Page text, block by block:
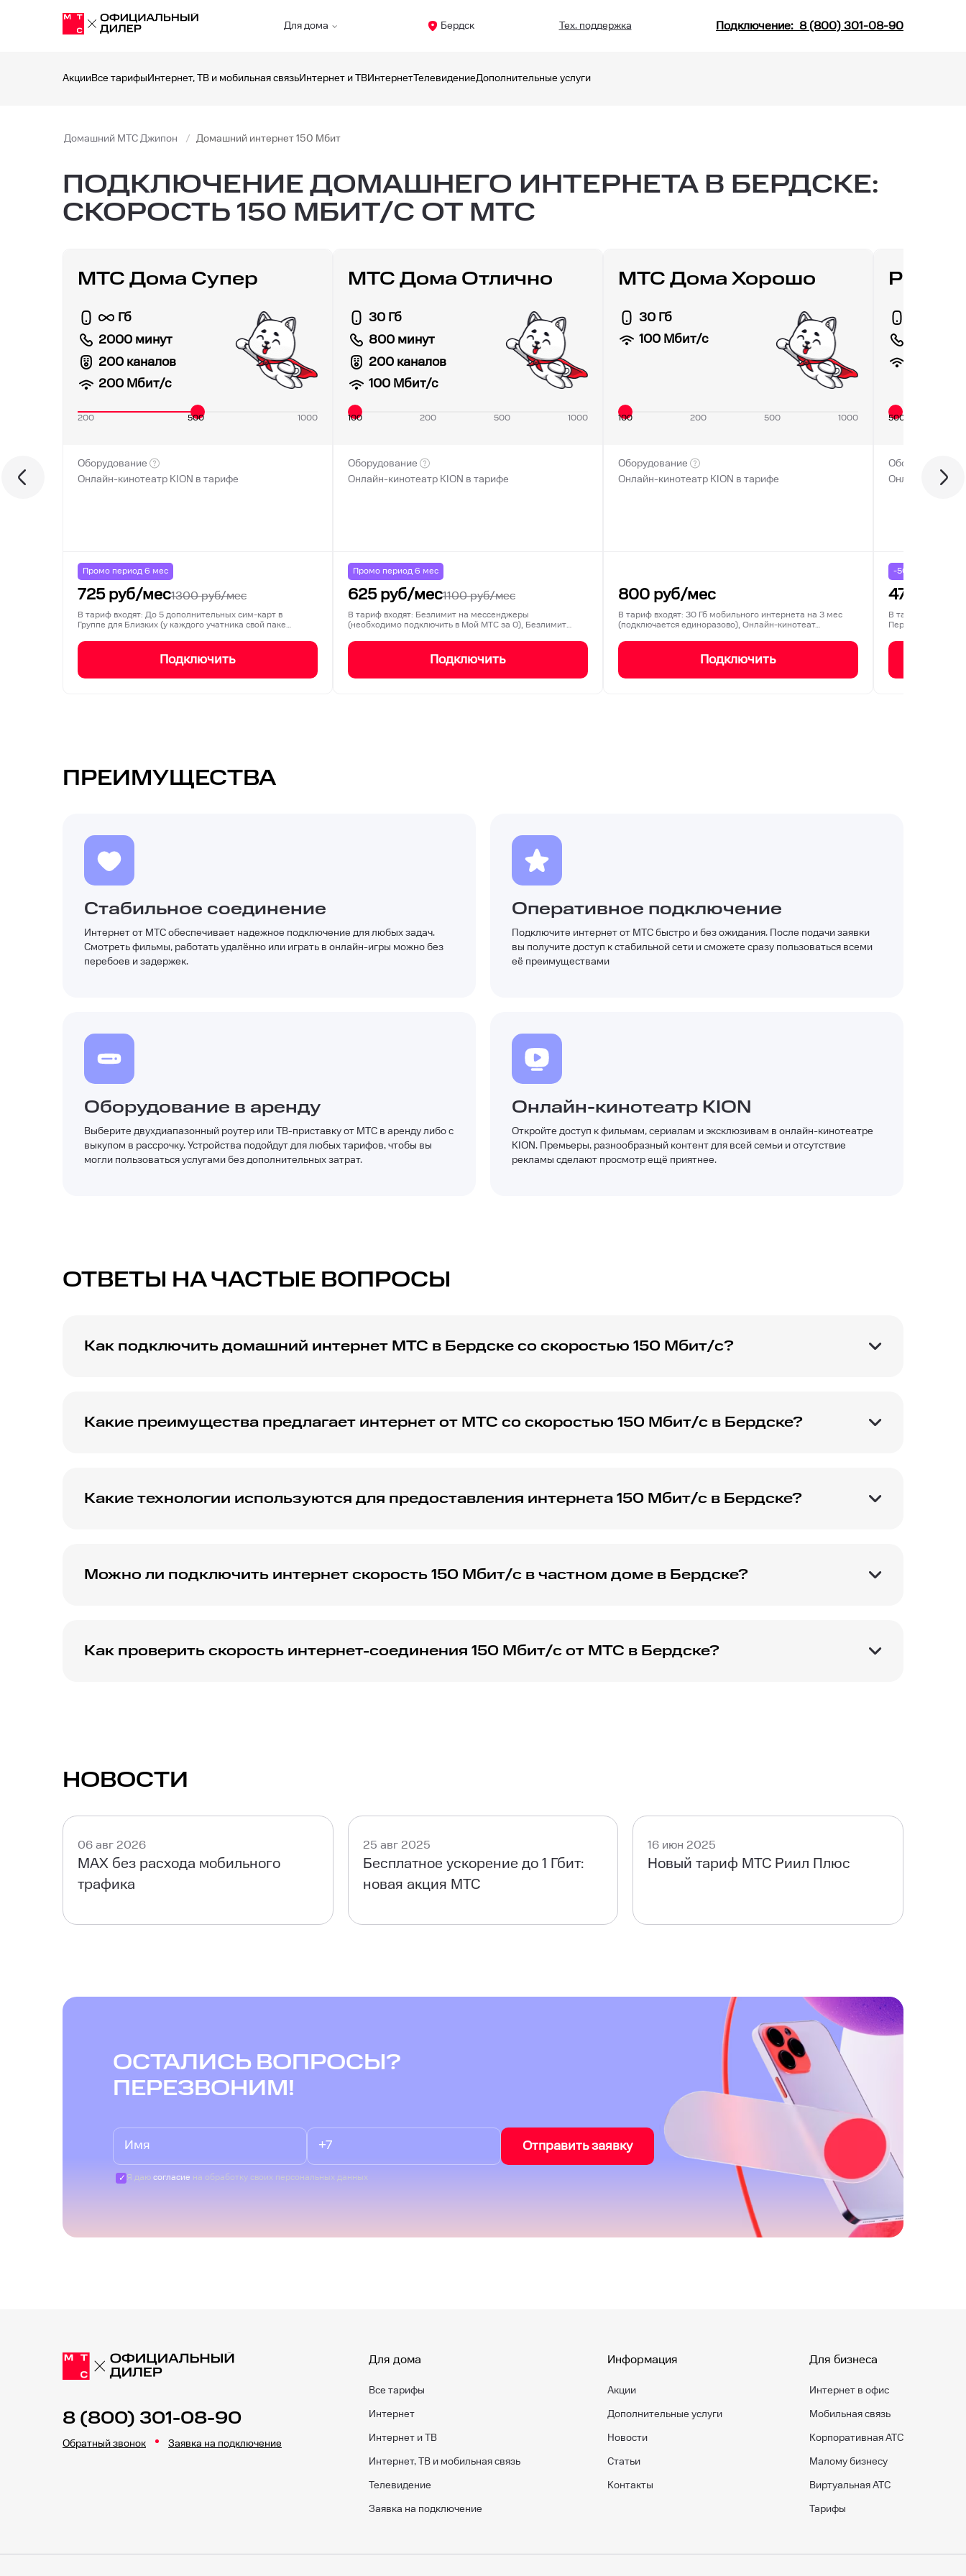
Для дома Бердск Тех. поддержка Подключение: 8 (800) 301-08-90
АкцииВсе тарифыИнтернет, ТВ и мобильная связьИнтернет и ТВИнтернетТелевидениеДополнительные услуги
Домашний МТС Джипон Домашний интернет 150 Мбит
ПОДКЛЮЧЕНИЕ ДОМАШНЕГО ИНТЕРНЕТА В БЕРДСКЕ:
СКОРОСТЬ 150 МБИТ/С ОТ МТС
МТС Дома Супер
Гб
2000 минут
200 каналов
200 Мбит/с
200 500 1000
Оборудование
Онлайн-кинотеатр KION в тарифе
Промо период 6 мес
725руб/мес1300руб/мес
В тариф входят: До 5 дополнительных сим-карт в
Группе для Близких (у каждого учатника свой паке…
Подключить
МТС Дома Отлично
30 Гб
800 минут
200 каналов
100Мбит/с
100 200 500 1000
Оборудование
Онлайн-кинотеатр KION в тарифе
Промо период 6 мес
625руб/мес1100руб/мес
В тариф входят: Безлимит на мессенджеры
(необходимо подключить в Мой МТС за 0), Безлимит
Подключить
МТС Дома Хорошо
30 Гб
100Мбит/с
100 200 500 1000
Оборудование
Онлайн-кинотеатр KION в тарифе
800руб/мес
В тариф входят: 30 Гб мобильного интернета на 3 мес
(подключается единоразово), Онлайн-кинотеат…
Подключить
РИИЛ
500
Оборудование
Онлайн-
-50% на
475
В тариф входят:
Перенос
ПРЕИМУЩЕСТВА
Стабильное соединение
Интернет от МТС обеспечивает надежное подключение для любых задач.
Смотреть фильмы, работать удалённо или играть в онлайн-игры можно без
перебоев и задержек.
Оперативное подключение
Подключите интернет от МТС быстро и без ожидания. После подачи заявки
вы получите доступ к стабильной сети и сможете сразу пользоваться всеми
её преимуществами
Оборудование в аренду
Выберите двухдиапазонный роутер или ТВ-приставку от МТС в аренду либо с
выкупом в рассрочку. Устройства подойдут для любых тарифов, чтобы вы
могли пользоваться услугами без дополнительных затрат.
Онлайн-кинотеатр KION
Откройте доступ к фильмам, сериалам и эксклюзивам в онлайн-кинотеатре
KION. Премьеры, разнообразный контент для всей семьи и отсутствие
рекламы сделают просмотр ещё приятнее.
ОТВЕТЫ НА ЧАСТЫЕ ВОПРОСЫ
Как подключить домашний интернет МТС в Бердске со скоростью 150 Мбит/с?
Какие преимущества предлагает интернет от МТС со скоростью 150 Мбит/с в Бердске?
Какие технологии используются для предоставления интернета 150 Мбит/с в Бердске?
Можно ли подключить интернет скорость 150 Мбит/с в частном доме в Бердске?
Как проверить скорость интернет-соединения 150 Мбит/с от МТС в Бердске?
НОВОСТИ
06 авг 2026
MAX без расхода мобильного
трафика
25 авг 2025
Бесплатное ускорение до 1 Гбит:
новая акция МТС
16 июн 2025
Новый тариф МТС Риил Плюс
ОСТАЛИСЬ ВОПРОСЫ?
ПЕРЕЗВОНИМ!
Отправить заявку
Я даю согласие на обработку своих персональных данных
8 (800) 301-08-90
Обратный звонок Заявка на подключение
Для дома
Все тарифы
Интернет
Интернет и ТВ
Интернет, ТВ и мобильная связь
Телевидение
Заявка на подключение
Информация
Акции
Дополнительные услуги
Новости
Статьи
Контакты
Для бизнеса
Интернет в офис
Мобильная связь
Корпоративная АТС
Малому бизнесу
Виртуальная АТС
Тарифы